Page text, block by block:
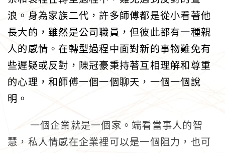
浪。身為家族二代，許多師傅都是從小看著他
長大的，雖然是公司職員，但彼此都有一種親
人的感情。在轉型過程中面對新的事物難免有
些遲疑或反對，陳冠豪秉持著互相理解和尊重
的心理，和師傅一個一個聊天，一個一個說
明。
一個企業就是一個家。端看當事人的智
慧，私人情感在企業裡可以是一個阻力，也可